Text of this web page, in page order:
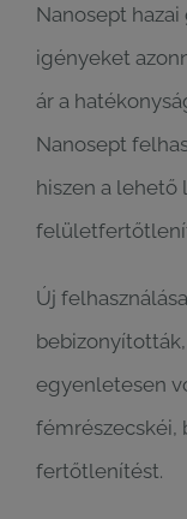
Nanosept
igényeket
ár a
Nanosept
hiszen a lehető
Új
egyenletesen
fémrészecskéi,
fertőtlenítést.